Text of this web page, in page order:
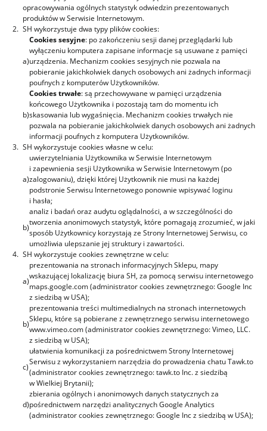
opracowywania ogólnych statystyk odwiedzin prezentowanych
produktów w Serwisie Internetowym.
2. SH wykorzystuje dwa typy plików cookies:
a)
Cookies sesyjne: po zakończeniu sesji danej przeglądarki lub
wyłączeniu komputera zapisane informacje są usuwane z pamięci
urządzenia. Mechanizm cookies sesyjnych nie pozwala na
pobieranie jakichkolwiek danych osobowych ani żadnych informacji
poufnych z komputerów Użytkowników.
b)
Cookies trwałe: są przechowywane w pamięci urządzenia
końcowego Użytkownika i pozostają tam do momentu ich
skasowania lub wygaśnięcia. Mechanizm cookies trwałych nie
pozwala na pobieranie jakichkolwiek danych osobowych ani żadnych
informacji poufnych z komputera Użytkowników.
3. SH wykorzystuje cookies własne w celu:
a)
uwierzytelniania Użytkownika w Serwisie Internetowym
i zapewnienia sesji Użytkownika w Serwisie Internetowym (po
zalogowaniu), dzięki której Użytkownik nie musi na każdej
podstronie Serwisu Internetowego ponownie wpisywać loginu
i hasła;
b)
analiz i badań oraz audytu oglądalności, a w szczególności do
tworzenia anonimowych statystyk, które pomagają zrozumieć, w jaki
sposób Użytkownicy korzystają ze Strony Internetowej Serwisu, co
umożliwia ulepszanie jej struktury i zawartości.
4. SH wykorzystuje cookies zewnętrzne w celu:
a)
prezentowania na stronach informacyjnych Sklepu, mapy
wskazującej lokalizację biura SH, za pomocą serwisu internetowego
maps.google.com (administrator cookies zewnętrznego: Google Inc
z siedzibą w USA);
b)
prezentowania treści multimedialnych na stronach internetowych
Sklepu, które są pobierane z zewnętrznego serwisu internetowego
www.vimeo.com (administrator cookies zewnętrznego: Vimeo, LLC.
z siedzibą w USA);
c)
ułatwienia komunikacji za pośrednictwem Strony Internetowej
Serwisu z wykorzystaniem narzędzia do prowadzenia chatu Tawk.to
(administrator cookies zewnętrznego: tawk.to Inc. z siedzibą
w Wielkiej Brytanii);
d)
zbierania ogólnych i anonimowych danych statycznych za
pośrednictwem narzędzi analitycznych Google Analytics
(administrator cookies zewnętrznego: Google Inc z siedzibą w USA);